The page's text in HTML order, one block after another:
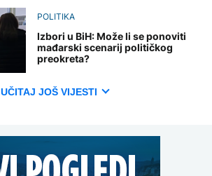
POLITIKA
Izbori u BiH: Može li se ponoviti
mađarski scenarij političkog
preokreta?
UČITAJ JOŠ VIJESTI